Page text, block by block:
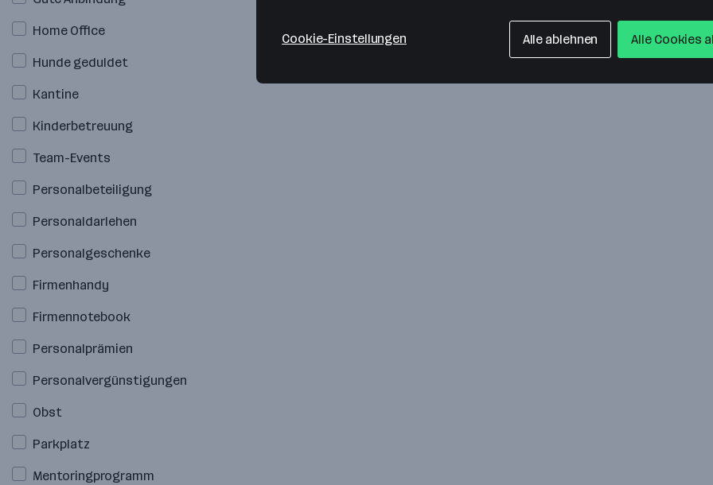
Home Office
Hunde geduldet
Kantine
Kinderbetreuung
Team-Events
Personalbeteiligung
Personaldarlehen
Personalgeschenke
Firmenhandy
Firmennotebook
Personalprämien
Personalvergünstigungen
Obst
Parkplatz
Mentoringprogramm
Cookie-Einstellungen Alle ablehnen Alle Cookies